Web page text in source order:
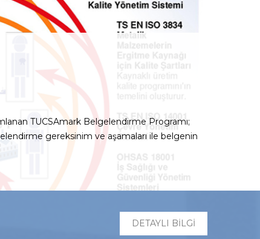
TUCSAmark Belgelendirme Programı;
gereksinim ve aşamaları ile belgenin
DETAYLI BİLGİ